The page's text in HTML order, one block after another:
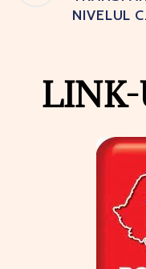
NIVELUL